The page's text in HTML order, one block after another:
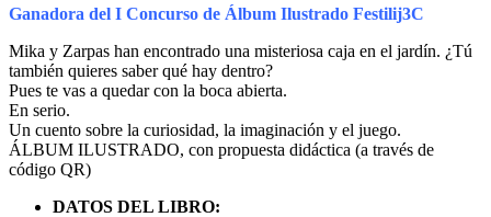
Ganadora del I Concurso de Álbum Ilustrado Festilij3C
Mika y Zarpas han encontrado una misteriosa caja en el jardín. ¿Tú
también quieres saber qué hay dentro?
Pues te vas a quedar con la boca abierta.
En serio.
Un cuento sobre la curiosidad, la imaginación y el juego.
ÁLBUM ILUSTRADO, con propuesta didáctica (a través de
código QR)
DATOS DEL LIBRO: